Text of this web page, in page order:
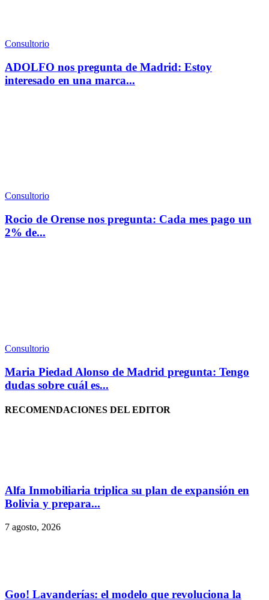
Consultorio
ADOLFO nos pregunta de Madrid: Estoy
interesado en una marca...
Consultorio
Rocio de Orense nos pregunta: Cada mes pago un
2% de...
Consultorio
Maria Piedad Alonso de Madrid pregunta: Tengo
dudas sobre cuál es...
RECOMENDACIONES DEL EDITOR
Alfa Inmobiliaria triplica su plan de expansión en
Bolivia y prepara...
7 agosto, 2026
Goo! Lavanderías: el modelo que revoluciona la